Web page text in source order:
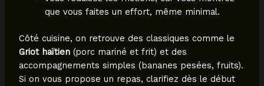
que vous faites un effort, même minimal.
Côté cuisine, on retrouve des classiques comme le
Griot haïtien(porc mariné et frit) et des
accompagnements simples (bananes pesées, fruits).
Si on vous propose un repas, clarifiez dès le début